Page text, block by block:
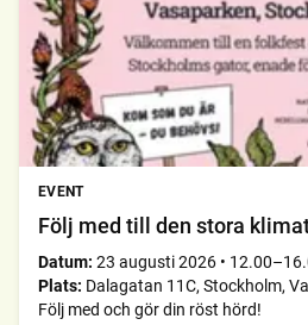
EVENT
Följ med till den stora
Datum: 23 augusti 2026 •
Plats: Dalagatan 11C, Stockholm,
Följ med och gör din röst hörd!